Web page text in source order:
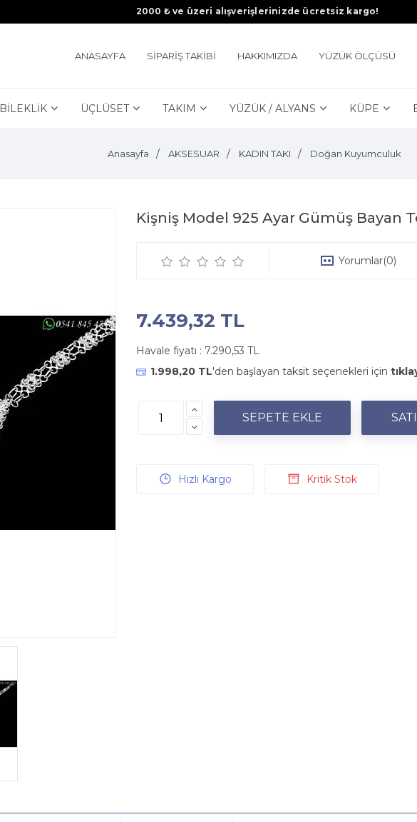
2000 ₺ ve üzeri alışverişlerinizde ücretsiz kargo!
ANASAYFA SİPARİŞ TAKİBİ HAKKIMIZDA YÜZÜK ÖLÇÜSÜ
BİLEKLİK ÜÇLÜSET TAKIM YÜZÜK / ALYANS KÜPE
Anasayfa AKSESUAR KADIN TAKI Doğan Kuyumculuk
Kişniş Model 925 Ayar Gümüş Bayan
Yorumlar(0)
7.439,32 TL
Havale fiyatı : 7.290,53 TL
1.998,20 TL'den başlayan taksit seçenekleri için